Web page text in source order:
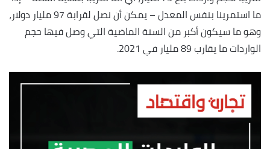
ما استمرينا بنفس المعدل – يمكن أن نصل لقرابة 97 مليار دولار،
وهو ما سيكون أكبر من السنة الماضية التي وصل فيها حجم
الواردات ما يقارب 89 مليار في 2021.